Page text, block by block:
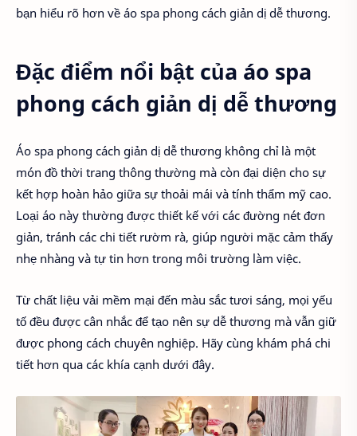
bạn hiểu rõ hơn về áo spa phong cách giản dị dễ thương.
Đặc điểm nổi bật của áo spa
phong cách giản dị dễ thương
Áo spa phong cách giản dị dễ thương không chỉ là một
món đồ thời trang thông thường mà còn đại diện cho sự
kết hợp hoàn hảo giữa sự thoải mái và tính thẩm mỹ cao.
Loại áo này thường được thiết kế với các đường nét đơn
giản, tránh các chi tiết rườm rà, giúp người mặc cảm thấy
nhẹ nhàng và tự tin hơn trong môi trường làm việc.
Từ chất liệu vải mềm mại đến màu sắc tươi sáng, mọi yếu
tố đều được cân nhắc để tạo nên sự dễ thương mà vẫn giữ
được phong cách chuyên nghiệp. Hãy cùng khám phá chi
tiết hơn qua các khía cạnh dưới đây.